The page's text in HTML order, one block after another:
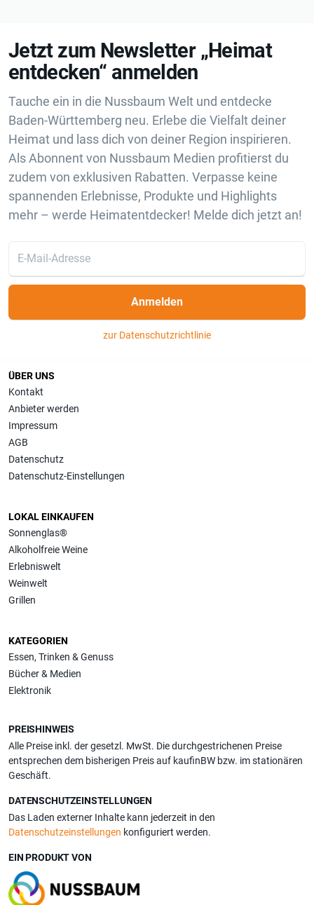
Jetzt zum Newsletter „Heimat
entdecken“ anmelden
Tauche ein in die Nussbaum Welt und entdecke
Baden-Württemberg neu. Erlebe die Vielfalt deiner
Heimat und lass dich von deiner Region inspirieren.
Als Abonnent von Nussbaum Medien profitierst du
zudem von exklusiven Rabatten. Verpasse keine
spannenden Erlebnisse, Produkte und Highlights
mehr – werde Heimatentdecker! Melde dich jetzt an!
Anmelden
zur Datenschutzrichtlinie
ÜBER UNS
Kontakt
Anbieter werden
Impressum
AGB
Datenschutz
Datenschutz-Einstellungen
LOKAL EINKAUFEN
Sonnenglas®
Alkoholfreie Weine
Erlebniswelt
Weinwelt
Grillen
KATEGORIEN
Essen, Trinken & Genuss
Bücher & Medien
Elektronik
PREISHINWEIS
Alle Preise inkl. der gesetzl. MwSt. Die durchgestrichenen Preise
entsprechen dem bisherigen Preis auf kaufinBW bzw. im stationären
Geschäft.
DATENSCHUTZEINSTELLUNGEN
Das Laden externer Inhalte kann jederzeit in den
Datenschutzeinstellungen konfiguriert werden.
EIN PRODUKT VON